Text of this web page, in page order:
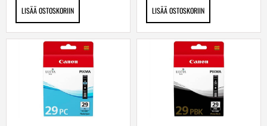
LISÄÄ OSTOSKORIIN LISÄÄ OSTOSKORIIN